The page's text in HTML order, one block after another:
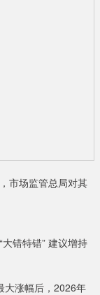
市场监管总局对其
错特错” 建议增持
涨幅后，2026年